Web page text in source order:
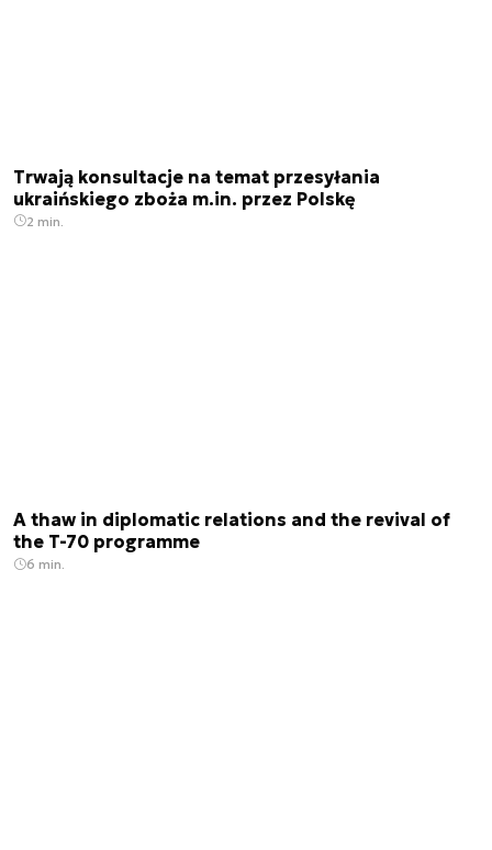
Trwają konsultacje na temat przesyłania
ukraińskiego zboża m.in. przez Polskę
2 min.
A thaw in diplomatic relations and the revival of
the T-70 programme
6 min.